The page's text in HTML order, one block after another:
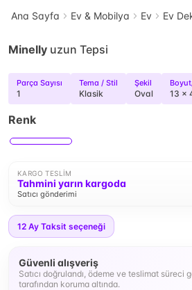
Ana Sayfa Ev & Mobilya Ev Ev
Minelly uzun Tepsi
Parça Sayısı
1
Tema / Stil
Klasik
Şekil
Oval 13 x
Renk
KARGO TESLIM
Tahmini yarın kargoda
Satıcı gönderimi
12 Ay Taksit seçeneği
Güvenli alışveriş
Satıcı doğrulandı, ödeme ve teslimat süreci
tarafından koruma altında.